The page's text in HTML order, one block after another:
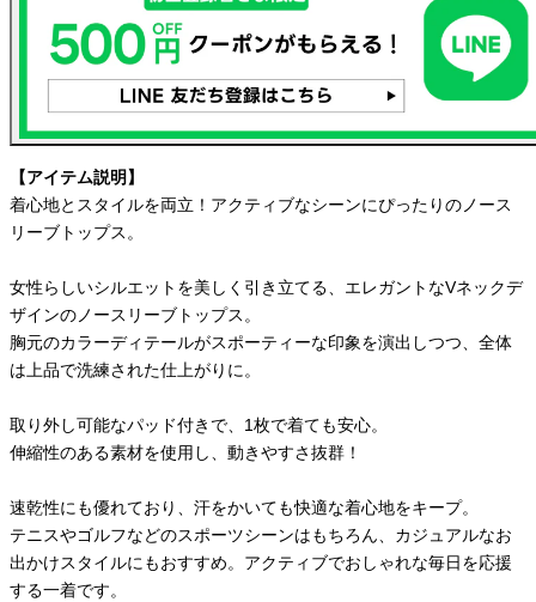
【アイテム説明】
着心地とスタイルを両立！アクティブなシーンにぴったりのノース
リーブトップス。
女性らしいシルエットを美しく引き立てる、エレガントなVネックデ
ザインのノースリーブトップス。
胸元のカラーディテールがスポーティーな印象を演出しつつ、全体
は上品で洗練された仕上がりに。
取り外し可能なパッド付きで、1枚で着ても安心。
伸縮性のある素材を使用し、動きやすさ抜群！
速乾性にも優れており、汗をかいても快適な着心地をキープ。
テニスやゴルフなどのスポーツシーンはもちろん、カジュアルなお
出かけスタイルにもおすすめ。アクティブでおしゃれな毎日を応援
する一着です。